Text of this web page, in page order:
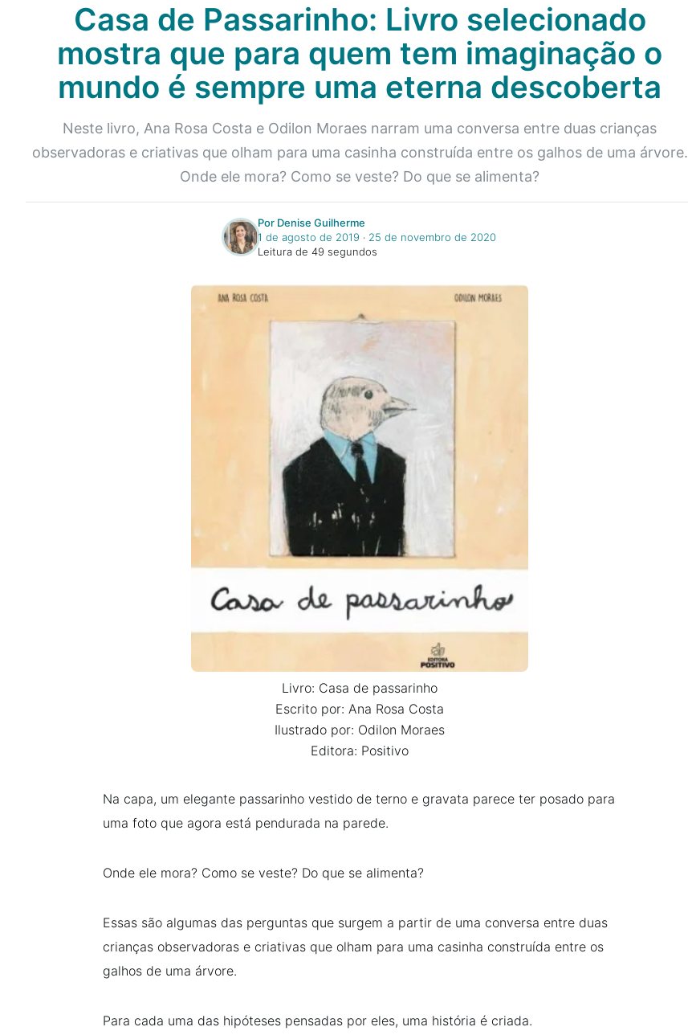
Casa de Passarinho: Livro selecionado
mostra que para quem tem imaginação o
mundo é sempre uma eterna descoberta
Neste livro, Ana Rosa Costa e Odilon Moraes narram uma conversa entre duas crianças
observadoras e criativas que olham para uma casinha construída entre os galhos de uma árvore.
Onde ele mora? Como se veste? Do que se alimenta?
Por Denise Guilherme
1 de agosto de 2019 ‧ 25 de novembro de 2020
Leitura de 49 segundos
Livro: Casa de passarinho
Escrito por: Ana Rosa Costa
Ilustrado por: Odilon Moraes
Editora: Positivo
Na capa, um elegante passarinho vestido de terno e gravata parece ter posado para
uma foto que agora está pendurada na parede.
Onde ele mora? Como se veste? Do que se alimenta?
Essas são algumas das perguntas que surgem a partir de uma conversa entre duas
crianças observadoras e criativas que olham para uma casinha construída entre os
galhos de uma árvore.
Para cada uma das hipóteses pensadas por eles, uma história é criada.